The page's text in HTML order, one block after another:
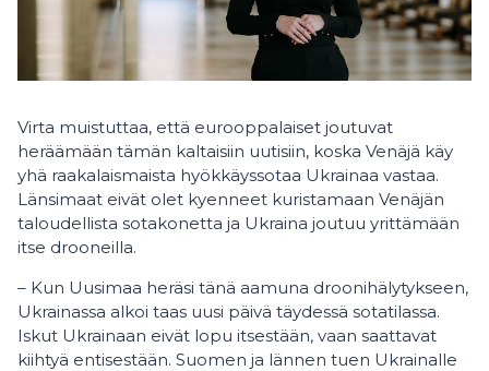
Virta muistuttaa, että eurooppalaiset joutuvat
heräämään tämän kaltaisiin uutisiin, koska Venäjä käy
yhä raakalaismaista hyökkäyssotaa Ukrainaa vastaa.
Länsimaat eivät olet kyenneet kuristamaan Venäjän
taloudellista sotakonetta ja Ukraina joutuu yrittämään
itse drooneilla.
– Kun Uusimaa heräsi tänä aamuna droonihälytykseen,
Ukrainassa alkoi taas uusi päivä täydessä sotatilassa.
Iskut Ukrainaan eivät lopu itsestään, vaan saattavat
kiihtyä entisestään. Suomen ja lännen tuen Ukrainalle